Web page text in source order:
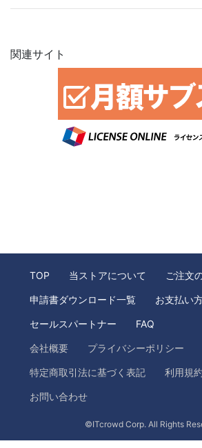
関連サイト
TOP 当ストアについて ご注文
申請書ダウンロード一覧 お支払い
セールスパートナー FAQ
会社概要 プライバシーポリシー
特定商取引法に基づく表記 利用規約
お問い合わせ
©ITcrowd Corp. All Rights